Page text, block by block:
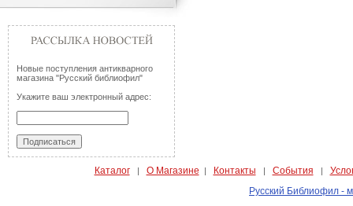
Новые поступления антикварного
магазина "Русский библиофил"
Укажите ваш электронный адрес:
Каталог| О Магазине | Контакты | События |
Русский Библиофил -